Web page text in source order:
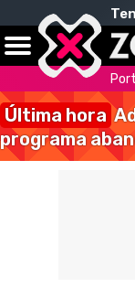
Última hora
programa